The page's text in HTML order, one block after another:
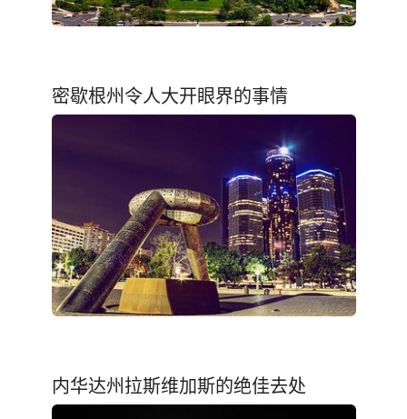
密歇根州令人大开眼界的事情
内华达州拉斯维加斯的绝佳去处